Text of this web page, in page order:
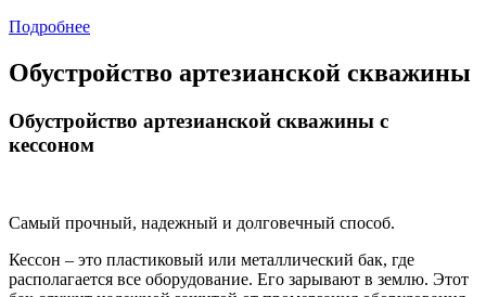
Подробнее
Обустройство артезианской скважины
Обустройство артезианской скважины с
кессоном
Самый прочный, надежный и долговечный способ.
Кессон – это пластиковый или металлический бак, где
располагается все оборудование. Его зарывают в землю. Этот